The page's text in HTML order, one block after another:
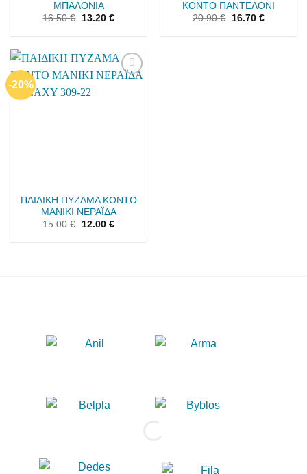
ΜΠΑΛΟΝΙΑ
16.50€ 13.20 €
ΚΟΝΤΟ ΠΑΝΤΕΛΟΝΙ
20.90€ 16.70 €
-20%
ΠΑΙΔΙΚΗ ΠΥΖΑΜΑ ΚΟΝΤΟ
ΜΑΝΙΚΙ ΝΕΡΑΪΔΑ
15.00€ 12.00 €